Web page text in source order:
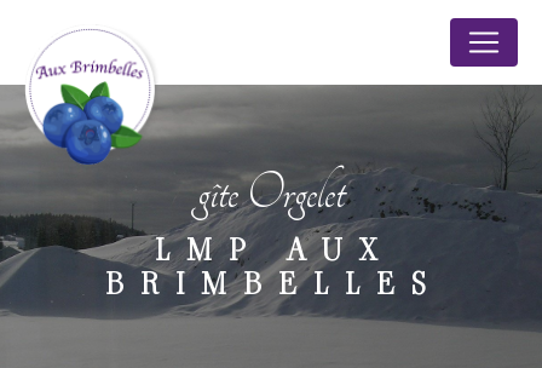
gîte Orgelet
LMP AUX
BRIMBELLES